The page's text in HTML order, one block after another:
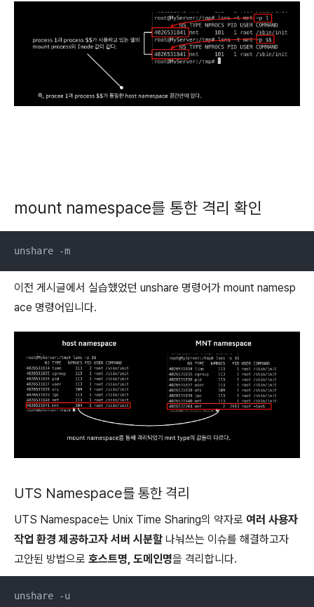
mount namespace를 통한 격리 확인
unshare -m
이전 게시글에서 실습했었던 unshare 명령어가 mount namesp
ace 명령어입니다.
UTS Namespace를 통한 격리
UTS Namespace는 Unix Time Sharing의 약자로 여러 사용자
작업 환경 제공하고자 서버 시분할 나눠쓰는 이슈를 해결하고자
고안된 방법으로 호스트명, 도메인명을 격리합니다.
unshare -u